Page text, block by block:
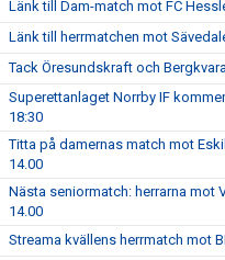
Länk till Dam-match mot FC
Länk till herrmatchen mot
Tack Öresundskraft och
Superettanlaget Norrby IF
18:30
Titta på damernas match mot
14.00
Nästa seniormatch: herrarna mot
14.00
Streama kvällens herrmatch mot